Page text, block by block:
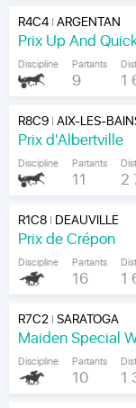
R4C4|ARGENTAN
Prix Up And
Discipline Partants
9 1
R8C9|AIX-LES-
Prix d'Albertville
Discipline Partants
11 2
R1C8| DEAUVILLE
Prix de Crépon
Discipline Partants
16 1
R7C2|SARATOGA
Maiden Special
Discipline Partants
10 1